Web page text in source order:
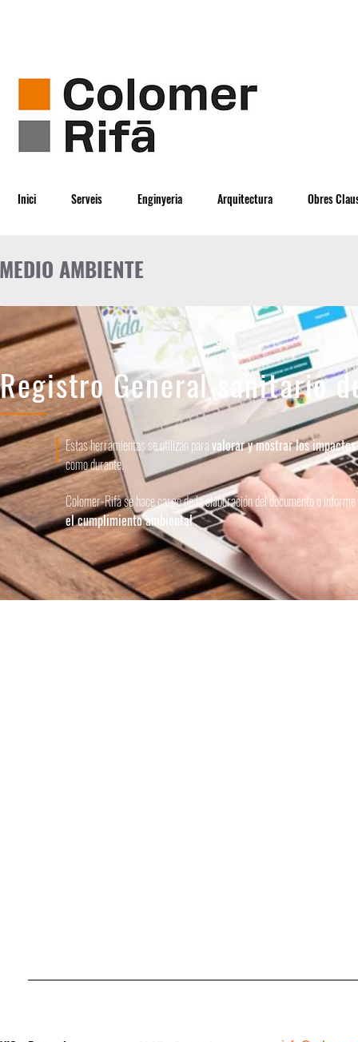
Inici Serveis Enginyeria Arquitectura Obres
Estas herramientas se utilizan paravalorar y mostrar los
como durante.
Colomer-Rifà se hace cargo de la elaboración del documento o
el cumplimiento ambiental.
Registro General sanitario
MEDIO AMBIENTE